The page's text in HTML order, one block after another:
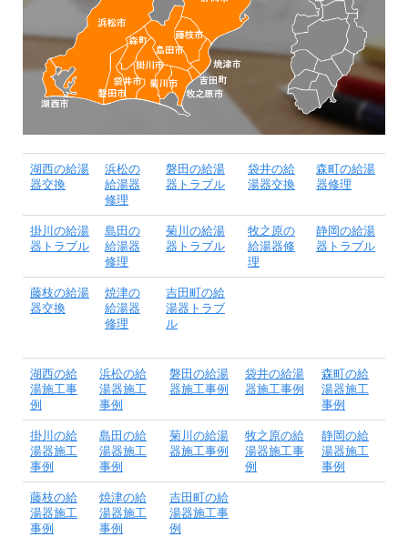
湖西の給湯
器交換
浜松の
給湯器
修理
磐田の給湯
器トラブル
袋井の給
湯器交換
森町の給湯
器修理
掛川の給湯
器トラブル
島田の
給湯器
修理
菊川の給湯
器トラブル
牧之原の
給湯器修
理
静岡の給湯
器トラブル
藤枝の給湯
器交換
焼津の
給湯器
修理
吉田町の給
湯器トラブ
ル
湖西の給
湯施工事
例
浜松の給
湯器施工
事例
磐田の給湯
器施工事例
袋井の給湯
器施工事例
森町の給
湯器施工
事例
掛川の給
湯器施工
事例
島田の給
湯器施工
事例
菊川の給湯
器施工事例
牧之原の給
湯器施工事
例
静岡の給
湯器施工
事例
藤枝の給
湯器施工
事例
焼津の給
湯器施工
事例
吉田町の給
湯器施工事
例